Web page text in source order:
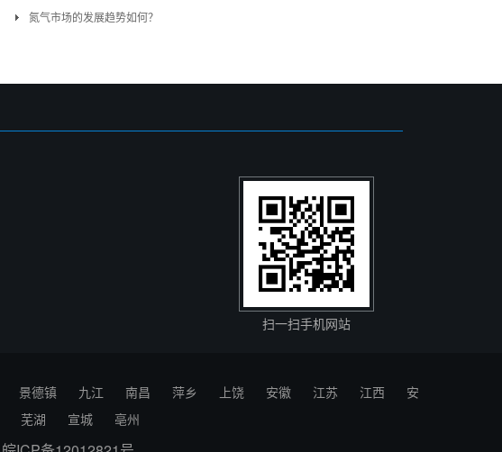
氮气市场的发展趋势如何？
扫一扫手机网站
景德镇 九江 南昌 萍乡 上饶 安徽 江苏 江西
安
芜湖 宣城 亳州